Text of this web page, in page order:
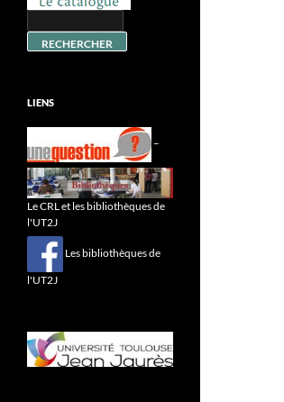
LIENS
–
Le CRL et les bibliothèques de
l'UT2J
Les bibliothèques de
l'UT2J